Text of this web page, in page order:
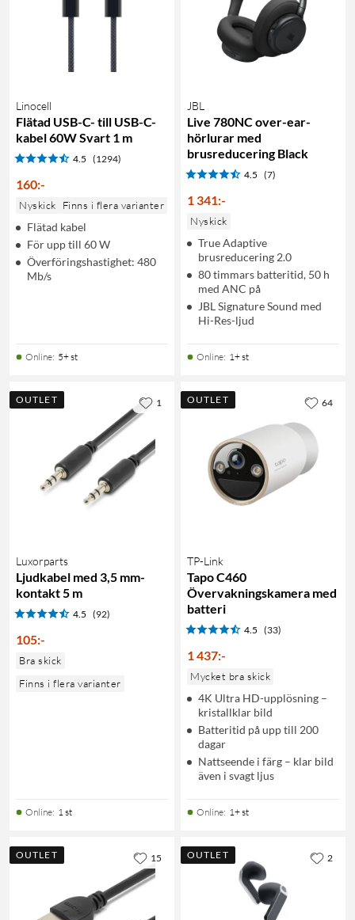
Linocell
Flätad USB-C- till USB-C-
kabel 60W Svart 1 m
4.5 (1294)
160:-
Nyskick Finns i flera varianter
Flätad kabel
För upp till 60 W
Överföringshastighet: 480
Mb/s
Online: 5+ st
JBL
Live 780NC over-ear-
hörlurar med
brusreducering Black
4.5 (7)
1 341:-
Nyskick
True Adaptive
brusreducering 2.0
80 timmars batteritid, 50 h
med ANC på
JBL Signature Sound med
Hi-Res-ljud
Online: 1+ st
OUTLET
Luxorparts
Ljudkabel med 3,5 mm-
kontakt 5 m
4.5 (92)
105:-
Bra skick
Finns i flera varianter
Online: 1 st
1 OUTLET
TP-Link
Tapo C460
Övervakningskamera med
batteri
4.5 (33)
1 437:-
Mycket bra skick
4K Ultra HD-upplösning –
kristallklar bild
Batteritid på upp till 200
dagar
Nattseende i färg – klar bild
även i svagt ljus
Online: 1+ st
64
OUTLET 15 OUTLET 2